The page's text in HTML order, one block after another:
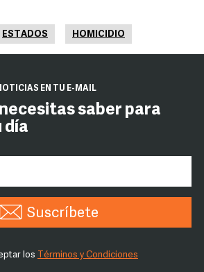
ESTADOS HOMICIDIO
EN TU E-MAIL
saber para
día
Suscríbete
los Términos y Condiciones